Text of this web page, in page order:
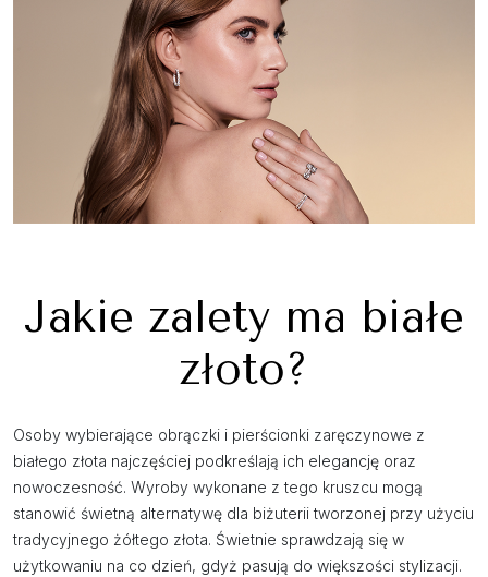
Jakie zalety ma białe
złoto?
Osoby wybierające obrączki i pierścionki zaręczynowe z
białego złota najczęściej podkreślają ich elegancję oraz
nowoczesność. Wyroby wykonane z tego kruszcu mogą
stanowić świetną alternatywę dla biżuterii tworzonej przy użyciu
tradycyjnego żółtego złota. Świetnie sprawdzają się w
użytkowaniu na co dzień, gdyż pasują do większości stylizacji.